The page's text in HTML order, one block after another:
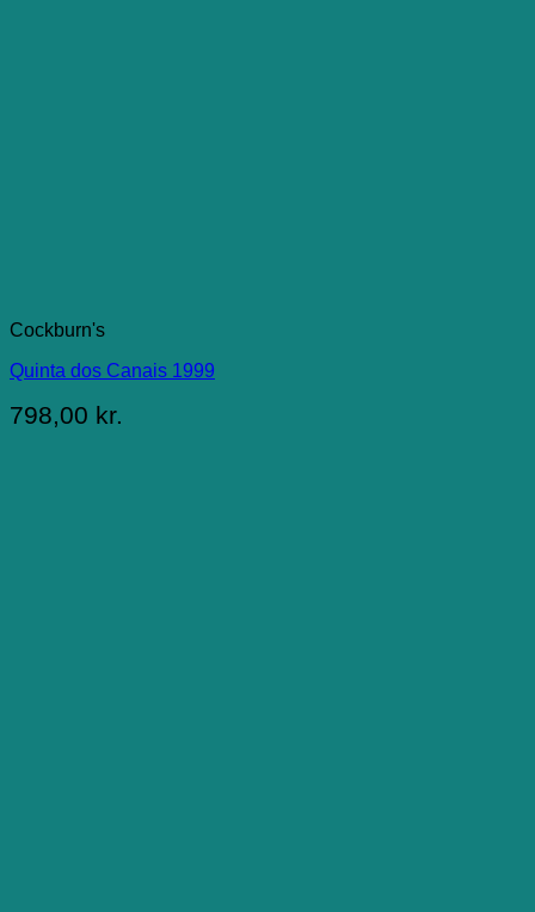
Cockburn's
Quinta dos Canais 1999
798,00 kr.